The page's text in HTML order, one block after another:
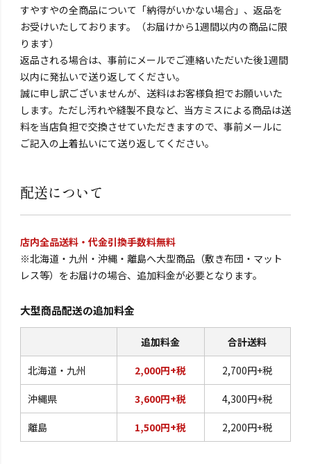
すやすやの全商品について「納得がいかない場合」、返品を
お受けいたしております。（お届けから1週間以内の商品に限
ります）
返品される場合は、事前にメールでご連絡いただいた後1週間
以内に発払いで送り返してください。
誠に申し訳ございませんが、送料はお客様負担でお願いいた
します。ただし汚れや縫製不良など、当方ミスによる商品は送
料を当店負担で交換させていただきますので、事前メールに
ご記入の上着払いにて送り返してください。
配送について
店内全品送料・代金引換手数料無料
※北海道・九州・沖縄・離島へ大型商品（敷き布団・マット
レス等）をお届けの場合、追加料金が必要となります。
大型商品配送の追加料金
追加料金 合計送料
北海道・九州 2,000円+税 2,700円+税
沖縄県 3,600円+税 4,300円+税
離島 1,500円+税 2,200円+税